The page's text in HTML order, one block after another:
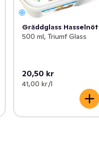
Gräddglass Hasselnöt
500 ml, Triumf Glass
20,50 kr
41,00 kr /l